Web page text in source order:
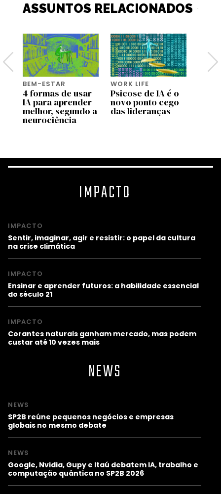
ASSUNTOS RELACIONADOS
BEM-ESTAR
4 formas de usar
IA para aprender
melhor, segundo a
neurociência
WORK LIFE
Psicose de IA é o
novo ponto cego
das lideranças
IMPACTO
IMPACTO
Sentir, imaginar, agir e resistir: o papel da cultura
na crise climática
IMPACTO
Ensinar e aprender futuros: a habilidade essencial
do século 21
IMPACTO
Corantes naturais ganham mercado, mas podem
custar até 10 vezes mais
NEWS
NEWS
SP2B reúne pequenos negócios e empresas
globais no mesmo debate
NEWS
Google, Nvidia, Gupy e Itaú debatem IA, trabalho e
computação quântica no SP2B 2026